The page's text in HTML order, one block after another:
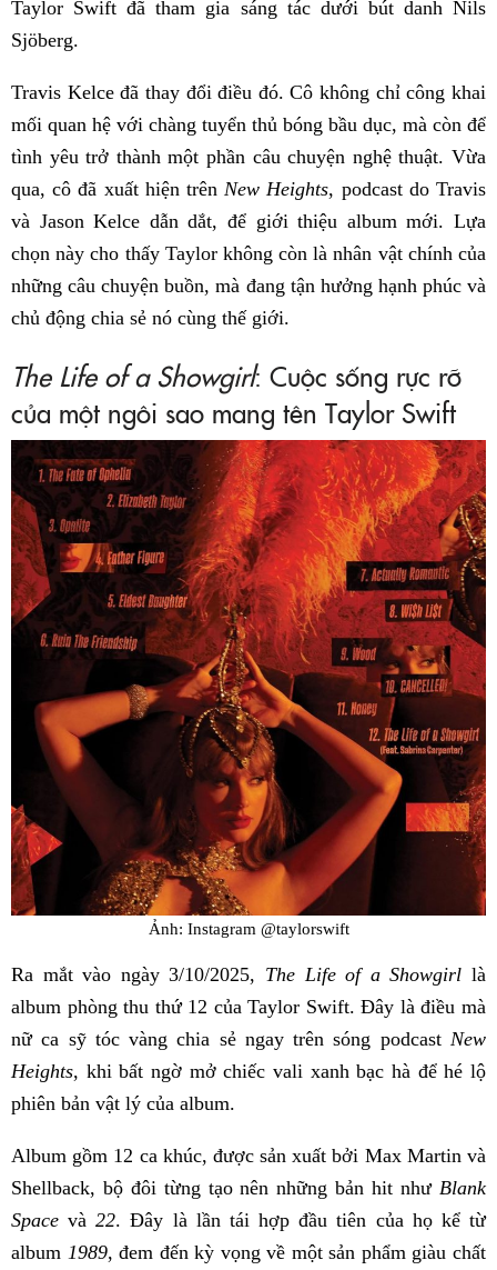
Taylor Swift đã tham gia sáng tác dưới bút danh Nils
Sjöberg.
Travis Kelce đã thay đổi điều đó. Cô không chỉ công khai
mối quan hệ với chàng tuyển thủ bóng bầu dục, mà còn để
tình yêu trở thành một phần câu chuyện nghệ thuật. Vừa
qua, cô đã xuất hiện trênNew Heights, podcast do Travis
và Jason Kelce dẫn dắt, để giới thiệu album mới. Lựa
chọn này cho thấy Taylor không còn là nhân vật chính của
những câu chuyện buồn, mà đang tận hưởng hạnh phúc và
chủ động chia sẻ nó cùng thế giới.
The Life of a Showgirl: Cuộc sống rực rỡ
của một ngôi sao mang tên Taylor Swift
Ảnh: Instagram @taylorswift
Ra mắt vào ngày 3/10/2025, The Life of a Showgirl là
album phòng thu thứ 12 của Taylor Swift. Đây là điều mà
nữ ca sỹ tóc vàng chia sẻ ngay trên sóng podcast New
Heights, khi bất ngờ mở chiếc vali xanh bạc hà để hé lộ
phiên bản vật lý của album.
Album gồm 12 ca khúc, được sản xuất bởi Max Martin và
Shellback, bộ đôi từng tạo nên những bản hit như Blank
Space và 22. Đây là lần tái hợp đầu tiên của họ kể từ
album 1989, đem đến kỳ vọng về một sản phẩm giàu chất